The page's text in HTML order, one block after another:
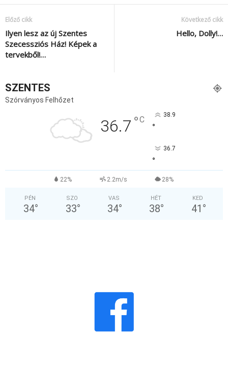
Előző cikk
Ilyen lesz az új Szentes
Szecessziós Ház! Képek a
tervekből!…
Következő cikk
Hello, Dolly!…
SZENTES
Szórványos Felhőzet
36.7 °C 38.9
°
36.7
°
22% 2.2m/s 28%
PÉN
34°
SZO
33°
VAS
34°
HÉT
38°
KED
41 °